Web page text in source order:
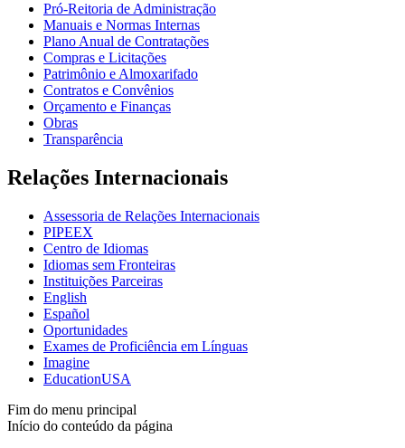
Pró-Reitoria de Administração
Manuais e Normas Internas
Plano Anual de Contratações
Compras e Licitações
Patrimônio e Almoxarifado
Contratos e Convênios
Orçamento e Finanças
Obras
Transparência
Relações Internacionais
Assessoria de Relações Internacionais
PIPEEX
Centro de Idiomas
Idiomas sem Fronteiras
Instituições Parceiras
English
Español
Oportunidades
Exames de Proficiência em Línguas
Imagine
EducationUSA
Fim do menu principal
Início do conteúdo da página